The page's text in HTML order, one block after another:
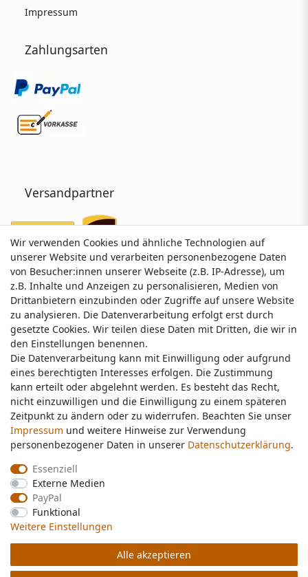
Impressum
Zahlungsarten
Versandpartner
Service & Kontakt
Wünschen Sie einen Rückruf?
service@nawajo.de
Schreiben Sie uns:
service@nawajo.de
Durchschnittliche Bewertung von
Bewertungsgrundlage des Anbieters: 5 Verkaufs- und 3 Bewertungsplattformen
© Copyright 2026 nawajo.de | Alle Rechte vorbehalten.
Wir verwenden Cookies und ähnliche Technologien auf
unserer Website und verarbeiten personenbezogene Daten
von Besucher:innen unserer Webseite (z.B. IP-Adresse), um
z.B. Inhalte und Anzeigen zu personalisieren, Medien von
Drittanbietern einzubinden oder Zugriffe auf unsere Website
zu analysieren. Die Datenverarbeitung erfolgt erst durch
gesetzte Cookies. Wir teilen diese Daten mit Dritten, die wir in
den Einstellungen benennen.
Die Datenverarbeitung kann mit Einwilligung oder aufgrund
eines berechtigten Interesses erfolgen. Die Zustimmung
kann erteilt oder abgelehnt werden. Es besteht das Recht,
nicht einzuwilligen und die Einwilligung zu einem späteren
Zeitpunkt zu ändern oder zu widerrufen. Beachten Sie unser
Impressum und weitere Hinweise zur Verwendung
personenbezogener Daten in unserer Daten­schutz­erklärung.
Essenziell
Externe Medien
PayPal
Funktional
Weitere Einstellungen
Alle akzeptieren
Wir verwenden Cookies und ähnliche Technologien auf
unserer Website und verarbeiten personenbezogene Daten
von Besucher:innen unserer Webseite (z.B. IP-Adresse), um
z.B. Inhalte und Anzeigen zu personalisieren, Medien von
Drittanbietern einzubinden oder Zugriffe auf unsere Website
zu analysieren. Die Datenverarbeitung erfolgt erst durch
gesetzte Cookies. Wir teilen diese Daten mit Dritten, die wir in
den Einstellungen benennen.
Die Datenverarbeitung kann mit Einwilligung oder aufgrund
eines berechtigten Interesses erfolgen. Die Zustimmung
kann erteilt oder abgelehnt werden. Es besteht das Recht,
nicht einzuwilligen und die Einwilligung zu einem späteren
Zeitpunkt zu ändern oder zu widerrufen. Beachten Sie unser
Impressum und weitere Hinweise zur Verwendung
personenbezogener Daten in unserer Daten­schutz­erklärung.
Essenziell
Externe Medien
PayPal
Funktional
Weitere Einstellungen
Alle akzeptieren